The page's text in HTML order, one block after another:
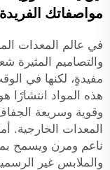
مواصفاتك
في عالم المعدات
والتصاميم المثيرة
مفيدةٍ، لكنها في
هذه المواد انتشارًا
المعدات الخارجية.
ناعم ومرن ويسمح
والملابس غير